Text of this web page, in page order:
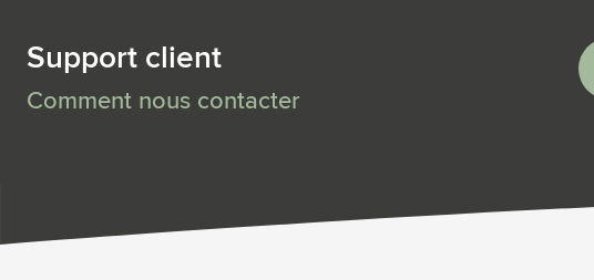
Support client
Comment nous contacter